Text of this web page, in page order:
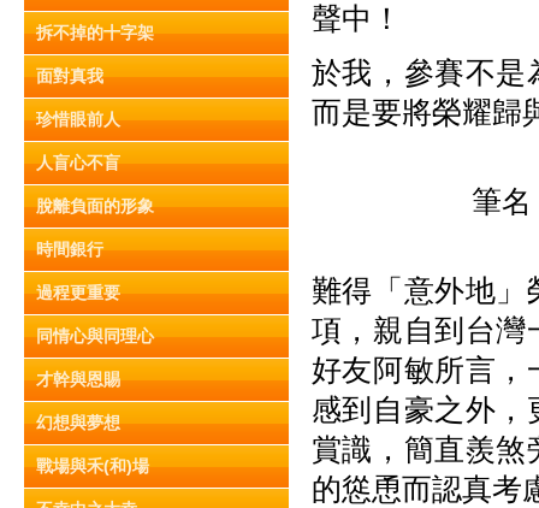
拆不掉的十字架
面對真我
珍惜眼前人
人盲心不盲
脫離負面的形象
時間銀行
過程更重要
同情心與同理心
才幹與恩賜
幻想與夢想
戰場與禾(和)場
聲中！
於我，參賽不是
而是要將榮耀歸
筆名
難得「意外地」
項，親自到台灣
好友阿敏所言，
感到自豪之外，
賞識，簡直羨煞
的慫恿而認真考